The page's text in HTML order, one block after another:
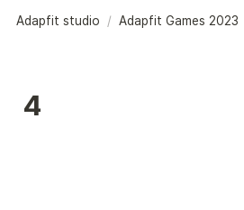
Adapfit studio / Adapfit Games 2023
4